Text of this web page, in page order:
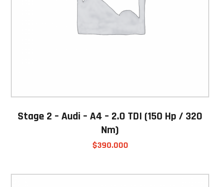
Stage 2 – Audi – A4 – 2.0 TDI (150 Hp / 320
Nm)
$390.000